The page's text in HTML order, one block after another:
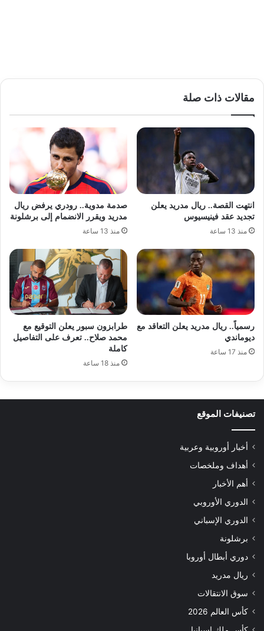
مقالات ذات صلة
انتهت القصة.. ريال مدريد يعلن
تجديد عقد فينيسيوس
منذ 13 ساعة
صدمة مدوية.. رودري يرفض ريال
مدريد ويقرر الانضمام إلى برشلونة
منذ 13 ساعة
رسمياً.. ريال مدريد يعلن التعاقد مع
ديوماندي
منذ 17 ساعة
طرابزون سبور يعلن التوقيع مع
محمد صلاح.. تعرف على التفاصيل
كاملة
منذ 18 ساعة
تصنيفات الموقع
أخبار أوروبية وعربية
أهداف وملخصات
أهم الأخبار
الدوري الأوروبي
الدوري الإسباني
برشلونة
دوري أبطال أوروبا
ريال مدريد
سوق الانتقالات
كأس العالم 2026